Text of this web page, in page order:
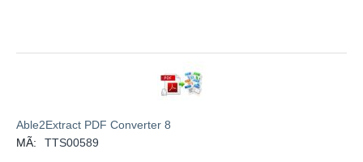
Able2Extract PDF Converter 8
MÃ:
TTS00589